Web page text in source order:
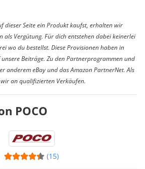
dieser Seite ein Produkt kaufst, erhalten wir
als Vergütung. Für dich entstehen dabei keinerlei
wo du bestellst. Diese Provisionen haben in
Beiträge. Zu den Partnerprogrammen und
anderem eBay und das Amazon PartnerNet. Als
an qualifizierten Verkäufen.
POCO
(15)